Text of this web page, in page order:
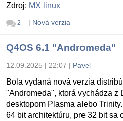
Zdroj: MX linux
2 | Nová verzia
Q4OS 6.1 "Andromeda"
12.09.2025 | 22:07 | Pavel
Bola vydaná nová verzia
"Andromeda", ktorá vychádza z
desktopom Plasma alebo
64 bit architektúru, pre 32 bit sa